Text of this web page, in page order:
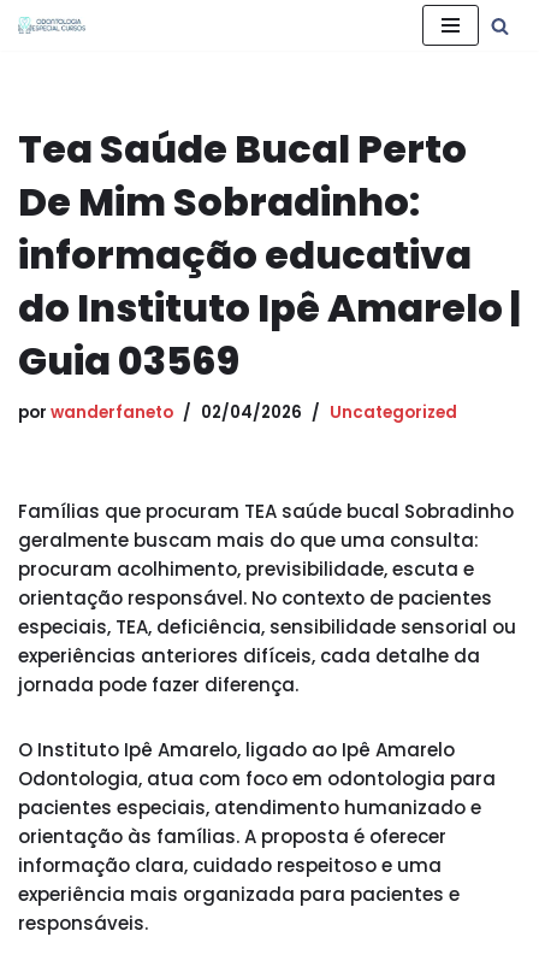
conteúdo
Tea Saúde Bucal Perto
De Mim Sobradinho:
informação educativa
do Instituto Ipê Amarelo |
Guia 03569
por wanderfaneto 02/04/2026 Uncategorized
Famílias que procuram TEA saúde bucal Sobradinho
geralmente buscam mais do que uma consulta:
procuram acolhimento, previsibilidade, escuta e
orientação responsável. No contexto de pacientes
especiais, TEA, deficiência, sensibilidade sensorial ou
experiências anteriores difíceis, cada detalhe da
jornada pode fazer diferença.
O Instituto Ipê Amarelo, ligado ao Ipê Amarelo
Odontologia, atua com foco em odontologia para
pacientes especiais, atendimento humanizado e
orientação às famílias. A proposta é oferecer
informação clara, cuidado respeitoso e uma
experiência mais organizada para pacientes e
responsáveis.